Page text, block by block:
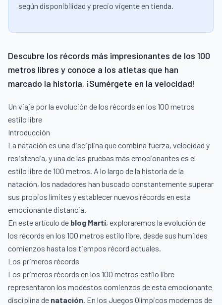
según disponibilidad y precio vigente en tienda.
Descubre los récords más impresionantes de los 100
metros libres y conoce a los atletas que han
marcado la historia. ¡Sumérgete en la velocidad!
Un viaje por la evolución de los récords en los 100 metros
estilo libre
Introducción
La natación es una disciplina que combina fuerza, velocidad y
resistencia, y una de las pruebas más emocionantes es el
estilo libre de 100 metros. A lo largo de la historia de la
natación, los nadadores han buscado constantemente superar
sus propios límites y establecer nuevos récords en esta
emocionante distancia.
En este artículo de blog Martí, exploraremos la evolución de
los récords en los 100 metros estilo libre, desde sus humildes
comienzos hasta los tiempos récord actuales.
Los primeros récords
Los primeros récords en los 100 metros estilo libre
representaron los modestos comienzos de esta emocionante
disciplina de natación. En los Juegos Olímpicos modernos de